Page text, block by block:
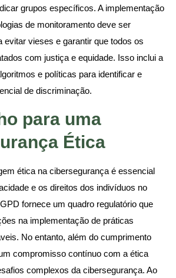
grupos específicos. A implementação
de monitoramento deve ser
evitar vieses e garantir que todos os
com justiça e equidade. Isso inclui a
e políticas para identificar e
de discriminação.
para uma
Ética
ética na cibersegurança é essencial
e os direitos dos indivíduos no
fornece um quadro regulatório que
na implementação de práticas
No entanto, além do cumprimento
compromisso contínuo com a ética
complexos da cibersegurança. Ao